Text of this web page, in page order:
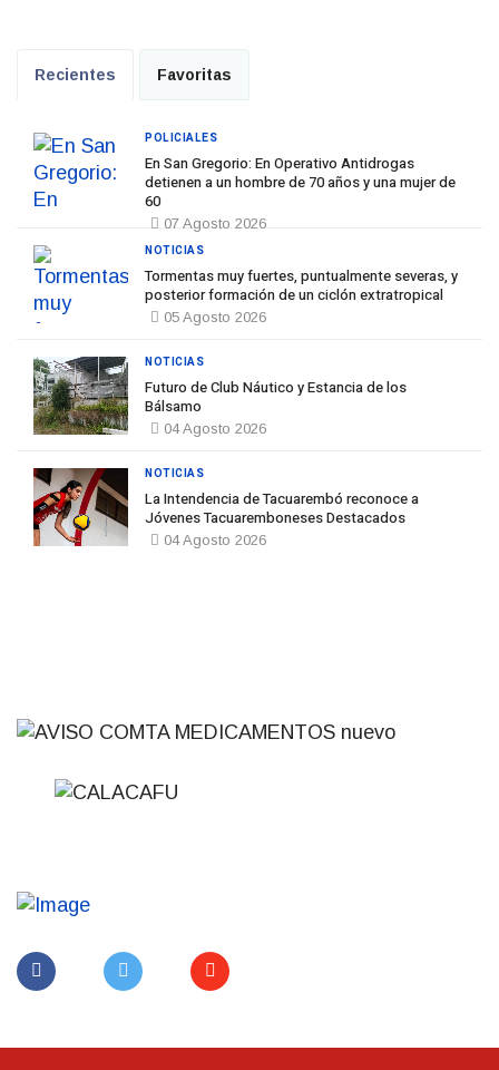
Recientes Favoritas
En San Gregorio: En Operativo Antidrogas
detienen a un hombre de 70 años y una mujer de
60
07 Agosto 2026
POLICIALES
Tormentas muy fuertes, puntualmente severas, y
posterior formación de un ciclón extratropical
05 Agosto 2026
NOTICIAS
Futuro de Club Náutico y Estancia de los
Bálsamo
04 Agosto 2026
NOTICIAS
La Intendencia de Tacuarembó reconoce a
Jóvenes Tacuaremboneses Destacados
04 Agosto 2026
NOTICIAS